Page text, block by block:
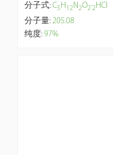
分子式:C5 H 12 N2O2·2 HCl
分子量:205.08
纯度:97%